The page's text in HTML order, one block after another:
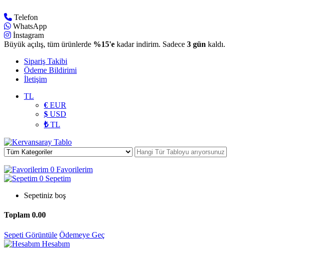
Telefon
WhatsApp
İnstagram
Büyük açılış, tüm ürünlerde %15'e kadar indirim. Sadece 3 gün kaldı.
Sipariş Takibi
Ödeme Bildirimi
İletişim
TL
€ EUR
$ USD
₺TL
0 Favorilerim
0 Sepetim
Sepetiniz boş
Toplam 0.00
Sepeti Görüntüle Ödemeye Geç
Hesabım